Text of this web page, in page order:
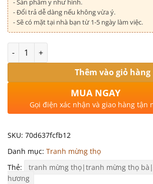
- Sản phẩm y như hình.
- Đổi trả dễ dàng nếu không vừa ý.
- Sẽ có mặt tại nhà bạn từ 1-5 ngày làm việc.
Số lượng
Thêm vào giỏ hàng
MUA NGAY
Gọi điện xác nhận và giao hàng tận
SKU: 70d637fcfb12
Danh mục: Tranh mừng thọ
Thẻ:
tranh mừng thọ|tranh mừng thọ
hương